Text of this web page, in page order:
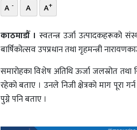
A - A A+
काठमाडौँ । स्वतन्त्र उर्जा उत्पादकहरूको
बार्षिकोत्सव उपप्रधान तथा गृहमन्त्री
समारोहका विशेष अतिथि ऊर्जा जलस्रोत तथा
रहेको बताए । उनले निजी क्षेत्रको माग पूरा
पुग्ने पनि बताए ।